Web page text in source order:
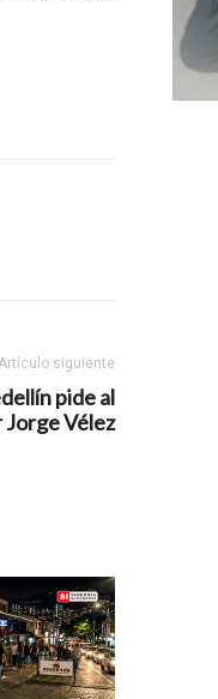
Artículo siguiente
pide al
Vélez